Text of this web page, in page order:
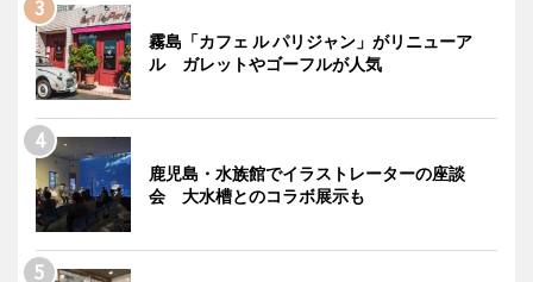
霧島「カフェ ル パリジャン」がリニューア
ル ガレットやゴーフルが人気
鹿児島・水族館でイラストレーターの座談
会 大水槽とのコラボ展示も